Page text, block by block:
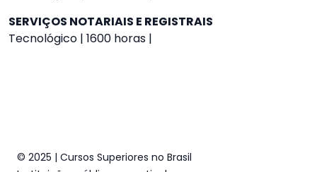
SERVIÇOS NOTARIAIS E REGISTRAIS
Tecnológico | 1600 horas |
© 2025 | Cursos Superiores no Brasil